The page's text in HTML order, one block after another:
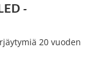
-
20 vuoden